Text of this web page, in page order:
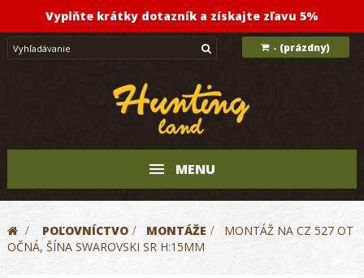
Vyplňte krátky dotazník a získajte zľavu 5%
- (prázdny)
MENU
> POĽOVNÍCTVO > MONTÁŽE >
MONTÁŽ NA CZ 527 OT
OČNÁ, ŠÍNA SWAROVSKI SR H:15MM